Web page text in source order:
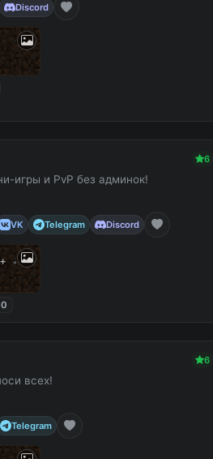
Discord
6
игры и PvP без админок!
VK Telegram Discord
◂
0
6
всех!
Telegram